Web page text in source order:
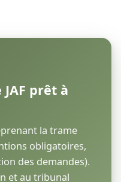
prêt à
la trame
obligatoires,
des demandes).
et au tribunal